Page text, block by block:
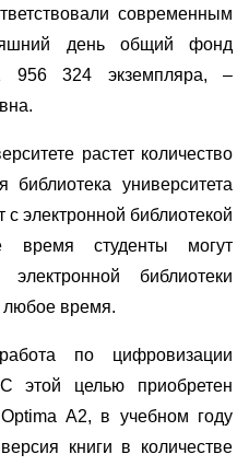
современным
день общий фонд
956 324 экземпляра, –
растет количество
библиотека университета
с электронной библиотекой
время студенты могут
библиотеки
любое время.
по цифровизации
С этой целью приобретен
Optima А2, в учебном году
книги в количестве